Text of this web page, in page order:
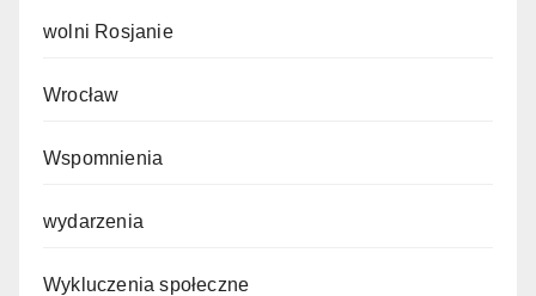
wolni Rosjanie
Wrocław
Wspomnienia
wydarzenia
Wykluczenia społeczne